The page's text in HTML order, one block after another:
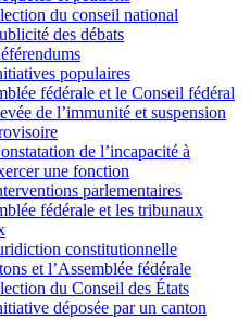
du conseil national
des débats
populaires
fédérale et le Conseil fédéral
de l’immunité et suspension
de l’incapacité à
une fonction
parlementaires
fédérale et les tribunaux
constitutionnelle
et l’Assemblée fédérale
du Conseil des États
déposée par un canton